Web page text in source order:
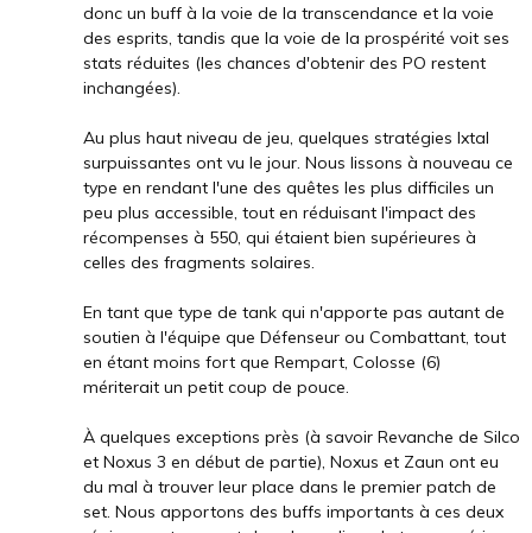
donc un buff à la voie de la transcendance et la voie
des esprits, tandis que la voie de la prospérité voit ses
stats réduites (les chances d'obtenir des PO restent
inchangées).
Au plus haut niveau de jeu, quelques stratégies Ixtal
surpuissantes ont vu le jour. Nous lissons à nouveau ce
type en rendant l'une des quêtes les plus difficiles un
peu plus accessible, tout en réduisant l'impact des
récompenses à 550, qui étaient bien supérieures à
celles des fragments solaires.
En tant que type de tank qui n'apporte pas autant de
soutien à l'équipe que Défenseur ou Combattant, tout
en étant moins fort que Rempart, Colosse (6)
mériterait un petit coup de pouce.
À quelques exceptions près (à savoir Revanche de Silco
et Noxus 3 en début de partie), Noxus et Zaun ont eu
du mal à trouver leur place dans le premier patch de
set. Nous apportons des buffs importants à ces deux